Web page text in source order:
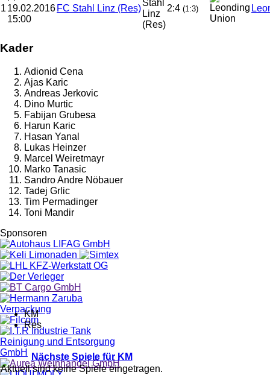
1 19.02.2016
15:00
FC Stahl Linz (Res) 2:4 (1:3)
Kader
Adionid Cena
Ajas Karic
Andreas Jerkovic
Dino Murtic
Fabijan Grubesa
Harun Karic
Hasan Yanal
Lukas Heinzer
Marcel Weiretmayr
Marko Tanasic
Sandro Andre Nöbauer
Tadej Grlic
Tim Permadinger
Toni Mandir
Sponsoren
KM
Res
Nächste Spiele für KM
Aktuell sind keine Spiele eingetragen.